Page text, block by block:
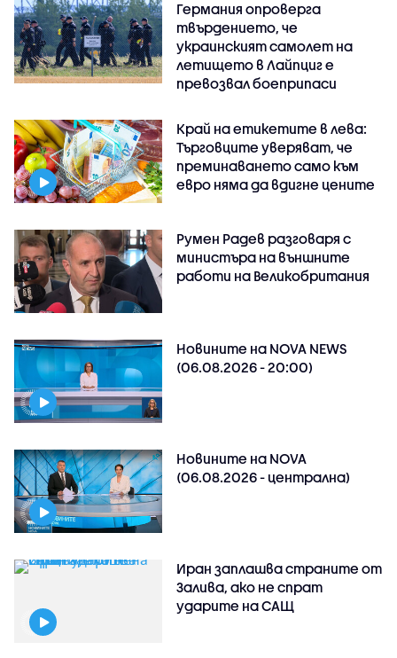
Германия опроверга
твърдението, че
украинският самолет на
летището в Лайпциг е
превозвал боеприпаси
Край на етикетите в лева:
Търговците уверяват, че
преминаването само към
евро няма да вдигне цените
Румен Радев разговаря с
министъра на външните
работи на Великобритания
Новините на NOVA NEWS
(06.08.2026 - 20:00)
Новините на NOVA
(06.08.2026 - централна)
Иран заплашва страните от
Залива, ако не спрат
ударите на САЩ